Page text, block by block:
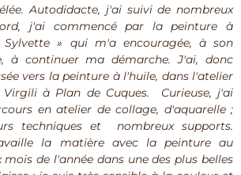
Autodidacte, j'ai suivi de nombreux
j'ai commencé par la peinture à
Sylvette » qui m'a encouragée, à son
à continuer ma démarche. J'ai, donc
vers la peinture à l'huile, dans l'atelier
à Plan de Cuques. Curieuse, j'ai
en atelier de collage, d'aquarelle ;
techniques et nombreux supports.
la matière avec la peinture au
de l'année dans une des plus belles